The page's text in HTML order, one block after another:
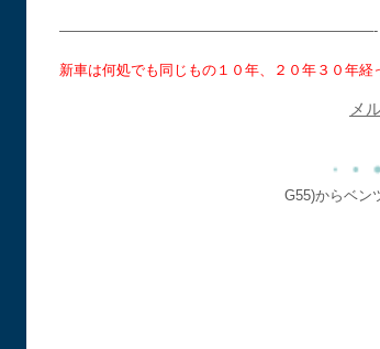
——————————————————————-
新車は何処でも同じもの１０年、２０年３０年経
メ
G55)からベン